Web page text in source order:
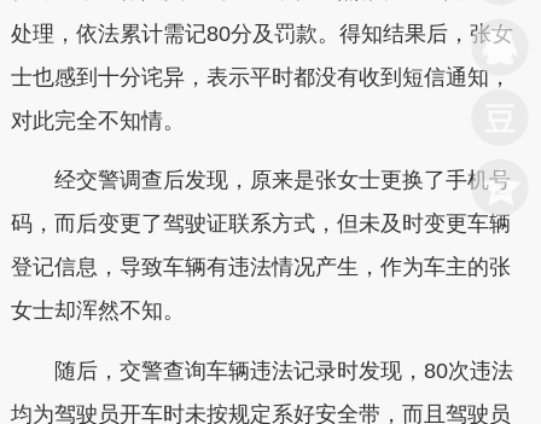
处理，依法累计需记80分及罚款。得知结果后，张女
士也感到十分诧异，表示平时都没有收到短信通知，
对此完全不知情。
经交警调查后发现，原来是张女士更换了手机号
码，而后变更了驾驶证联系方式，但未及时变更车辆
登记信息，导致车辆有违法情况产生，作为车主的张
女士却浑然不知。
随后，交警查询车辆违法记录时发现，80次违法
均为驾驶员开车时未按规定系好安全带，而且驾驶员